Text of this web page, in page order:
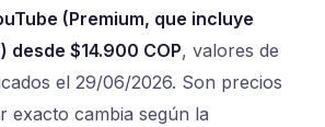
(Premium, que incluye
desde $14.900 COP, valores de
el 29/06/2026. Son precios
exacto cambia según la